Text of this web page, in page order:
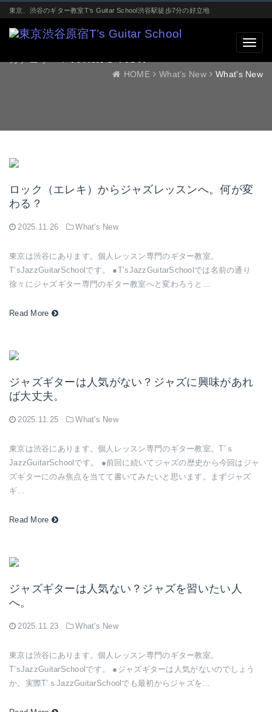
東京、渋谷のギター教室T‘s Guitar School渋谷駅徒歩7分の好立地
HOME What’s New What's New
ロック（エレキ）からジャズレッスンへ。何が変
わる？
2025.11.26 What's New
東京は渋谷にあります。個人レッスン専門のギター教室。
T’sJazzGuitarSchoolです。 ●T’sJazzGuitarSchoolでは名前の通り
徐々にジャズギター専門のギター教室へと変わろうと…
Read More
ジャズギターは人気がない？ジャズに興味があれ
ば大丈夫。
2025.11.25 What's New
東京は渋谷にあります。個人レッスン専門のギター教室。T’ｓ
JazzGuitarSchoolです。 ●前回に続いてジャズの歴史から今回はジャ
ズギターにのみ焦点を当てて書いてみたいと思います。まずジャズ
ギ…
Read More
ジャズギターは人気ない？ジャズを習いたい人
へ。
2025.11.23 What's New
東京は渋谷にあります。個人レッスン専門のギター教室。
T’sJazzGuitarSchoolです。 ●ジャズギターは人気がないのでしょう
か。実際T’ｓJazzGuitarSchoolでも最初からジャズを…